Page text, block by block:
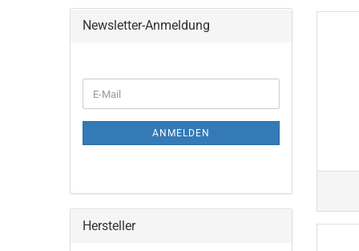
Newsletter-Anmeldung
ZUR
E-
Mail
ANMELDEN
Hersteller